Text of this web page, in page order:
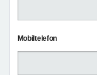
Mobiltelefon